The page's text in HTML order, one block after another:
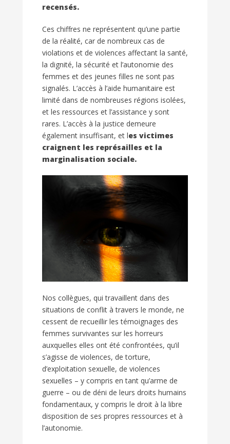
recensés.
Ces chiffres ne représentent qu’une partie
de la réalité, car de nombreux cas de
violations et de violences affectant la santé,
la dignité, la sécurité et l’autonomie des
femmes et des jeunes filles ne sont pas
signalés. L’accès à l’aide humanitaire est
limité dans de nombreuses régions isolées,
et les ressources et l’assistance y sont
rares. L’accès à la justice demeure
également insuffisant, et les victimes
craignent les représailles et la
marginalisation sociale.
Nos collègues, qui travaillent dans des
situations de conflit à travers le monde, ne
cessent de recueillir les témoignages des
femmes survivantes sur les horreurs
auxquelles elles ont été confrontées, qu’il
s’agisse de violences, de torture,
d’exploitation sexuelle, de violences
sexuelles – y compris en tant qu’arme de
guerre – ou de déni de leurs droits humains
fondamentaux, y compris le droit à la libre
disposition de ses propres ressources et à
l’autonomie.